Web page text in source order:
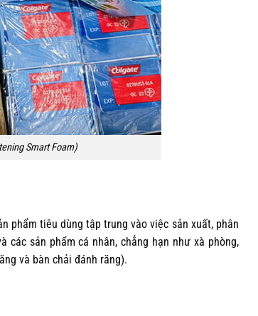
Smart Foam)
phẩm tiêu dùng tập trung vào việc sản xuất, phân
các sản phẩm cá nhân, chẳng hạn như xà phòng,
và bàn chải đánh răng).